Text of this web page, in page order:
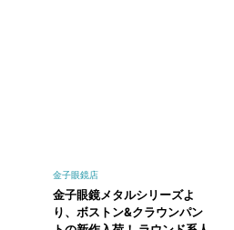
金子眼鏡店
金子眼鏡メタルシリーズよ
り、ボストン&クラウンパン